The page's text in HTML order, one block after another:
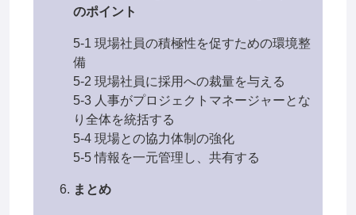
のポイント
5-1 現場社員の積極性を促すための環境整
備
5-2 現場社員に採用への裁量を与える
5-3 人事がプロジェクトマネージャーとな
り全体を統括する
5-4 現場との協力体制の強化
5-5 情報を一元管理し、共有する
まとめ